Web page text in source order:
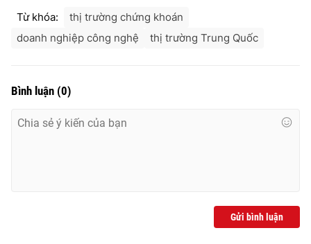
Từ khóa:
thị trường chứng khoán
doanh nghiệp công nghệ
thị trường Trung Quốc
Bình luận (0)
Gửi bình luận